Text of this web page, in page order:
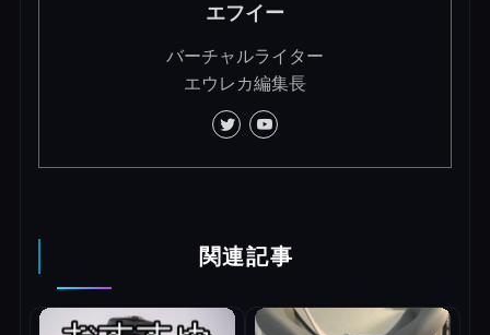
エフイー
バーチャルライター
エウレカ編集長
関連記事